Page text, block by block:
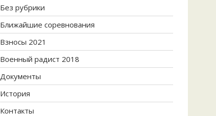
Без рубрики
Ближайшие соревнования
Взносы 2021
Военный радист 2018
Документы
История
Контакты